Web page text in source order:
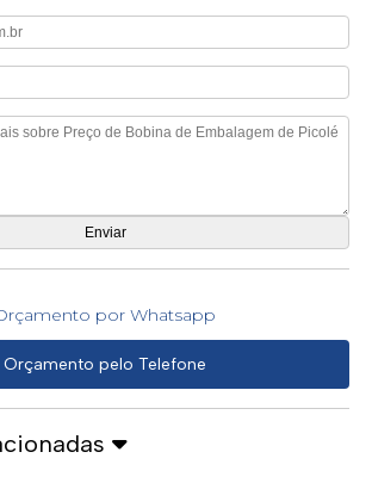
por Whatsapp
Orçamento pelo Telefone